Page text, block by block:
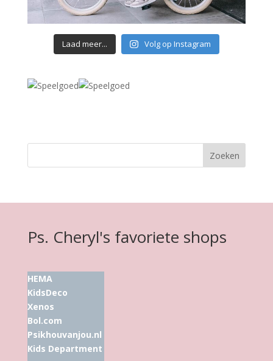
Laad meer... Volg op Instagram
Ps. Cheryl's favoriete shops
HEMA
KidsDeco
Xenos
Bol.com
Psikhouvanjou.nl
Kids Department